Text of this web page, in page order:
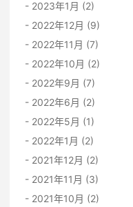
2023年1月 (2)
2022年12月 (9)
2022年11月 (7)
2022年10月 (2)
2022年9月 (7)
2022年6月 (2)
2022年5月 (1)
2022年1月 (2)
2021年12月 (2)
2021年11月 (3)
2021年10月 (2)